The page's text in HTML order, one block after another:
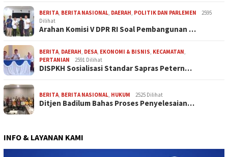
BERITA, BERITA NASIONAL, DAERAH, POLITIK DAN PARLEMEN
2595
Dilihat
Arahan Komisi V DPR RI Soal Pembangunan …
BERITA, DAERAH, DESA, EKONOMI & BISNIS, KECAMATAN,
PERTANIAN
2591 Dilihat
DISPKH Sosialisasi Standar Sapras Petern…
BERITA, BERITA NASIONAL, HUKUM 2525 Dilihat
Ditjen Badilum Bahas Proses Penyelesaian…
INFO & LAYANAN KAMI